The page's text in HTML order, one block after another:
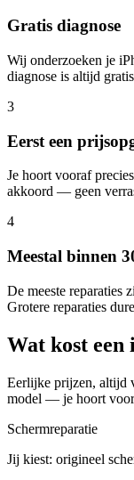
Gratis diagnose
Wij onderzoeken je
diagnose is altijd
3
Eerst een
Je hoort vooraf
akkoord — geen
4
Meestal binnen
De meeste reparaties
Grotere reparaties
Wat kost een
Eerlijke prijzen, altijd
model — je hoort
Schermreparatie
Jij kiest: origineel